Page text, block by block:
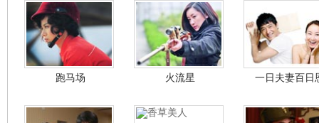
跑马场 火流星 一日夫妻百日